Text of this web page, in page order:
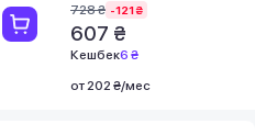
728 ₴ -121 ₴
607 ₴
Кешбек6 ₴
от 202 ₴/мес